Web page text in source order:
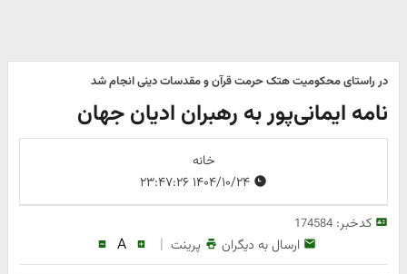
در راستای محکومیت هتک حرمت قرآن و مقدسات دینی انجام شد
نامه ایمانی‌پور به رهبران ادیان جهان
خانه
کدخبر:174584
ارسال به دیگران پرینت |
A